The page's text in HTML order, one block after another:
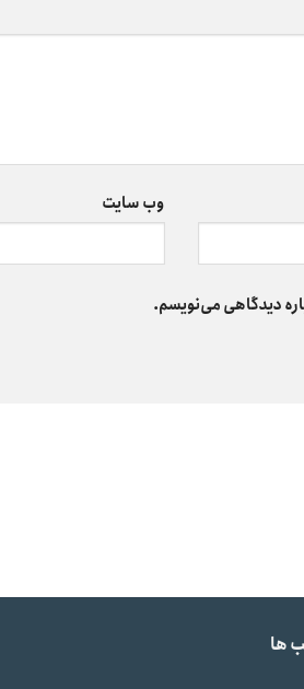
وب‌ سایت
دیدگاهی می‌نویسم.
ها